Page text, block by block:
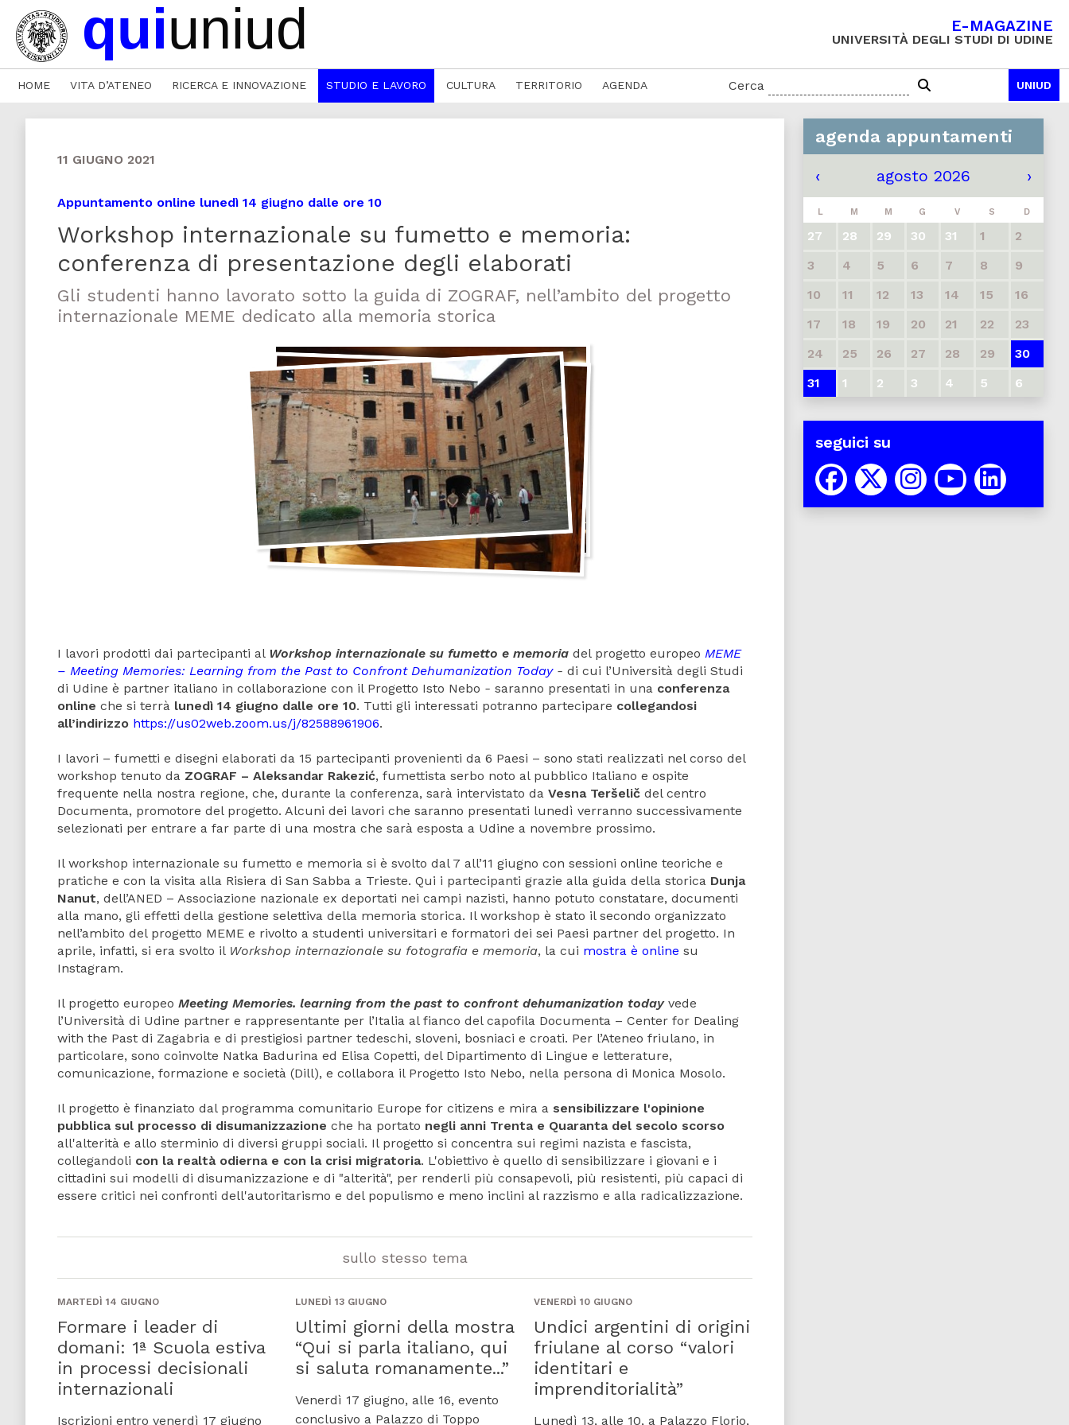
E-MAGAZINE
UNIVERSITÀ DEGLI STUDI DI UDINE
HOME VITA D’ATENEO RICERCA E INNOVAZIONE STUDIO E LAVORO CULTURA TERRITORIO AGENDA Cerca UNIUD
11 GIUGNO 2021
Appuntamento online lunedì 14 giugno dalle ore 10
Workshop internazionale su fumetto e memoria:
conferenza di presentazione degli elaborati
Gli studenti hanno lavorato sotto la guida di ZOGRAF, nell’ambito del progetto
internazionale MEME dedicato alla memoria storica
I lavori prodotti dai partecipanti al Workshop internazionale su fumetto e memoria del progetto europeo MEME
– Meeting Memories: Learning from the Past to Confront Dehumanization Today- di cui l’Università degli Studi
di Udine è partner italiano in collaborazione con il Progetto Isto Nebo - saranno presentati in una conferenza
online che si terrà lunedì 14 giugno dalle ore 10. Tutti gli interessati potranno partecipare collegandosi
all’indirizzo https://us02web.zoom.us/j/82588961906.
I lavori – fumetti e disegni elaborati da 15 partecipanti provenienti da 6 Paesi – sono stati realizzati nel corso del
workshop tenuto da ZOGRAF – Aleksandar Rakezić, fumettista serbo noto al pubblico Italiano e ospite
frequente nella nostra regione, che, durante la conferenza, sarà intervistato da Vesna Teršelič del centro
Documenta, promotore del progetto. Alcuni dei lavori che saranno presentati lunedì verranno successivamente
selezionati per entrare a far parte di una mostra che sarà esposta a Udine a novembre prossimo.
Il workshop internazionale su fumetto e memoria si è svolto dal 7 all’11 giugno con sessioni online teoriche e
pratiche e con la visita alla Risiera di San Sabba a Trieste. Qui i partecipanti grazie alla guida della storica Dunja
Nanut, dell’ANED – Associazione nazionale ex deportati nei campi nazisti, hanno potuto constatare, documenti
alla mano, gli effetti della gestione selettiva della memoria storica. Il workshop è stato il secondo organizzato
nell’ambito del progetto MEME e rivolto a studenti universitari e formatori dei sei Paesi partner del progetto. In
aprile, infatti, si era svolto il Workshop internazionale su fotografia e memoria, la cui mostra è online su
Instagram.
Il progetto europeo Meeting Memories. learning from the past to confront dehumanization todayvede
l’Università di Udine partner e rappresentante per l’Italia al fianco del capofila Documenta – Center for Dealing
with the Past di Zagabria e di prestigiosi partner tedeschi, sloveni, bosniaci e croati. Per l’Ateneo friulano, in
particolare, sono coinvolte Natka Badurina ed Elisa Copetti, del Dipartimento di Lingue e letterature,
comunicazione, formazione e società (Dill), e collabora il Progetto Isto Nebo, nella persona di Monica Mosolo.
Il progetto è finanziato dal programma comunitario Europe for citizens e mira a sensibilizzare l'opinione
pubblica sul processo di disumanizzazione che ha portato negli anni Trenta e Quaranta del secolo scorso
all'alterità e allo sterminio di diversi gruppi sociali. Il progetto si concentra sui regimi nazista e fascista,
collegandoli con la realtà odierna e con la crisi migratoria. L'obiettivo è quello di sensibilizzare i giovani e i
cittadini sui modelli di disumanizzazione e di "alterità", per renderli più consapevoli, più resistenti, più capaci di
essere critici nei confronti dell'autoritarismo e del populismo e meno inclini al razzismo e alla radicalizzazione.
sullo stesso tema
MARTEDÌ 14 GIUGNO
Formare i leader di
domani: 1ª Scuola estiva
in processi decisionali
internazionali
Iscrizioni entro venerdì 17 giugno
LUNEDÌ 13 GIUGNO
Ultimi giorni della mostra
“Qui si parla italiano, qui
si saluta romanamente...”
Venerdì 17 giugno, alle 16, evento
conclusivo a Palazzo di Toppo
VENERDÌ 10 GIUGNO
Undici argentini di origini
friulane al corso “valori
identitari e
imprenditorialità”
Lunedì 13, alle 10, a Palazzo Florio,
agenda appuntamenti
‹ agosto 2026 ›
L M M G V S D
27 28 29 30 31 1
2
3
4 5 6 7 8
9
10
11 12 13 14 15
16
17
18 19 20 21 22
23
24
25 26 27 28 29
30
31
1 2 3 4 5 6
seguici su